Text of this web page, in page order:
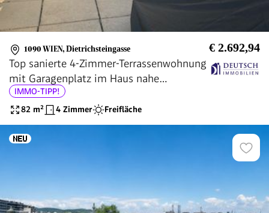
1090 WIEN, Dietrichsteingasse € 2.692,94
Top sanierte 4-Zimmer-Terrassenwohnung
mit Garagenplatz im Haus nahe
Französischer Schule
IMMO-TIPP!
82 m² 4 Zimmer Freifläche